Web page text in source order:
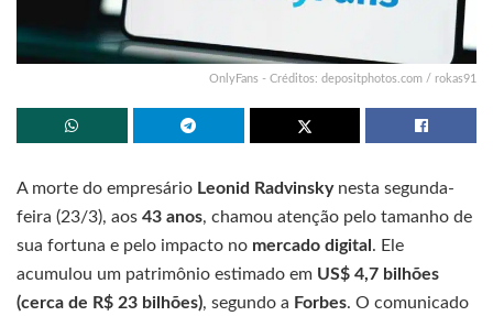
OnlyFans - Créditos: depositphotos.com / rokas91
A morte do empresário Leonid Radvinskynesta segunda-
feira (23/3), aos 43 anos, chamou atenção pelo tamanho de
sua fortuna e pelo impacto no mercado digital . Ele
acumulou um patrimônio estimado em US$ 4,7 bilhões
(cerca de R$ 23 bilhões), segundo a Forbes. O comunicado